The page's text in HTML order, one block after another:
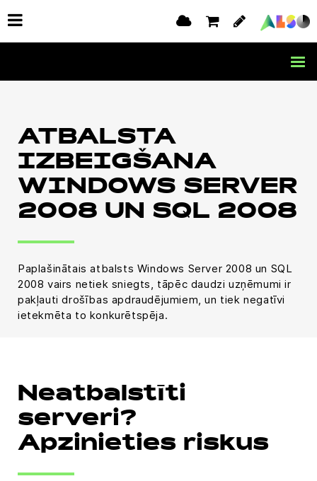
ATBALSTA
IZBEIGŠANA
WINDOWS SERVER
2008 UN SQL 2008
Paplašinātais atbalsts Windows Server 2008 un SQL
2008 vairs netiek sniegts, tāpēc daudzi uzņēmumi ir
pakļauti drošības apdraudējumiem, un tiek negatīvi
ietekmēta to konkurētspēja.
Neatbalstīti
serveri?
Apzinieties riskus